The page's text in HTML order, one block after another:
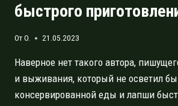
быстрого
ОтO. 21.05.2023
Наверное нет такого автора,
и выживания, который не осветил
консервированной еды и лапши